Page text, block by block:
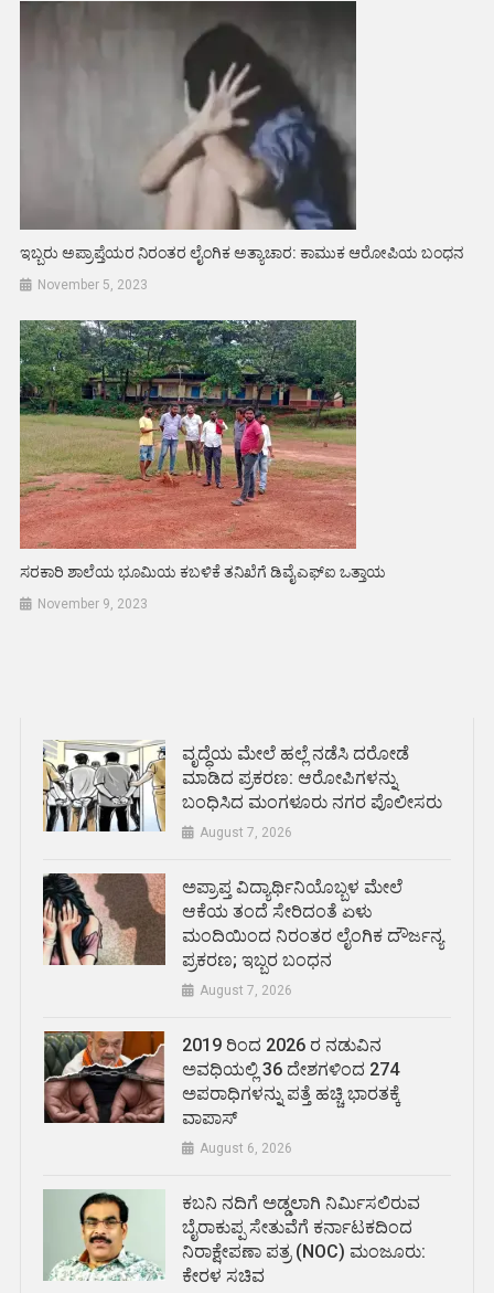
ಇಬ್ಬರು ಅಪ್ರಾಪ್ತೆಯರ ನಿರಂತರ ಲೈಂಗಿಕ ಅತ್ಯಾಚಾರ: ಕಾಮುಕ ಆರೋಪಿಯ ಬಂಧನ
November 5, 2023
ಸರಕಾರಿ ಶಾಲೆಯ ಭೂಮಿಯ ಕಬಳಿಕೆ ತನಿಖೆಗೆ ಡಿವೈಎಫ್ಐ ಒತ್ತಾಯ
November 9, 2023
ವೃದ್ಧೆಯ ಮೇಲೆ ಹಲ್ಲೆ ನಡೆಸಿ ದರೋಡೆ
ಮಾಡಿದ ಪ್ರಕರಣ: ಆರೋಪಿಗಳನ್ನು
ಬಂಧಿಸಿದ ಮಂಗಳೂರು ನಗರ ಪೊಲೀಸರು
August 7, 2026
ಅಪ್ರಾಪ್ತ ವಿದ್ಯಾರ್ಥಿನಿಯೊಬ್ಬಳ ಮೇಲೆ
ಆಕೆಯ ತಂದೆ ಸೇರಿದಂತೆ ಏಳು
ಮಂದಿಯಿಂದ ನಿರಂತರ ಲೈಂಗಿಕ ದೌರ್ಜನ್ಯ
ಪ್ರಕರಣ; ಇಬ್ಬರ ಬಂಧನ
August 7, 2026
2019 ರಿಂದ 2026 ರ ನಡುವಿನ
ಅವಧಿಯಲ್ಲಿ 36 ದೇಶಗಳಿಂದ 274
ಅಪರಾಧಿಗಳನ್ನು ಪತ್ತೆ ಹಚ್ಚಿ ಭಾರತಕ್ಕೆ
ವಾಪಾಸ್
August 6, 2026
ಕಬನಿ ನದಿಗೆ ಅಡ್ಡಲಾಗಿ ನಿರ್ಮಿಸಲಿರುವ
ಬೈರಾಕುಪ್ಪ ಸೇತುವೆಗೆ ಕರ್ನಾಟಕದಿಂದ
ನಿರಾಕ್ಷೇಪಣಾ ಪತ್ರ (NOC) ಮಂಜೂರು:
ಕೇರಳ ಸಚಿವ